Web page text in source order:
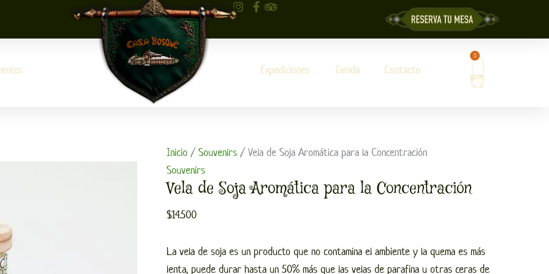
Expediciones Tienda Contacto
0
Carrito
Inicio / Souvenirs / Vela de Soja Aromática para la Concentración
Souvenirs
Vela de Soja Aromática para la Concentración
$14.500
La vela de soja es un producto que no contamina el ambiente y la quema es más
lenta, puede durar hasta un 50% más que las velas de parafina u otras ceras de
Vela
de
Soja
Aromática
para